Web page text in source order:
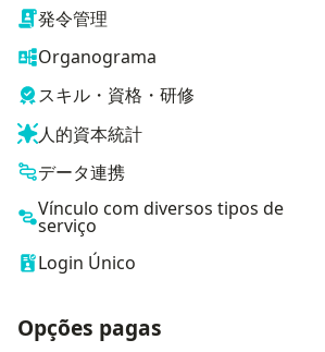
発令管理
Organograma
スキル・資格・研修
人的資本統計
データ連携
Vínculo com diversos tipos de
serviço
Login Único
Opções pagas